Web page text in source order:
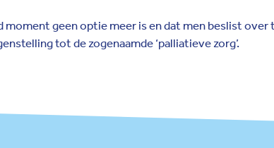
geen optie meer is en dat men beslist
tot de zogenaamde ‘palliatieve zorg’.